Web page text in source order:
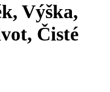
Výška,
Čisté